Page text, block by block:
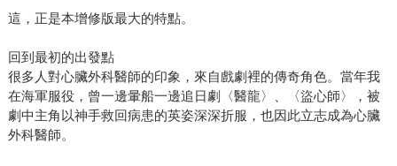
這，正是本增修版最大的特點。
回到最初的出發點
很多人對心臟外科醫師的印象，來自戲劇裡的傳奇角色。當年我
在海軍服役，曾一邊暈船一邊追日劇〈醫龍〉、〈盜心師〉，被
劇中主角以神手救回病患的英姿深深折服，也因此立志成為心臟
外科醫師。